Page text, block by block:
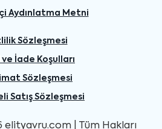
Aydınlatma Metni
Sözleşmesi
ve İade Koşulları
Sözleşmesi
Satış Sözleşmesi
| Tüm Hakları